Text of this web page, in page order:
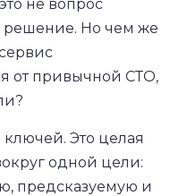
не вопрос
решение. Но чем же
от привычной СТО,
ключей. Это целая
одной цели:
предсказуемую и